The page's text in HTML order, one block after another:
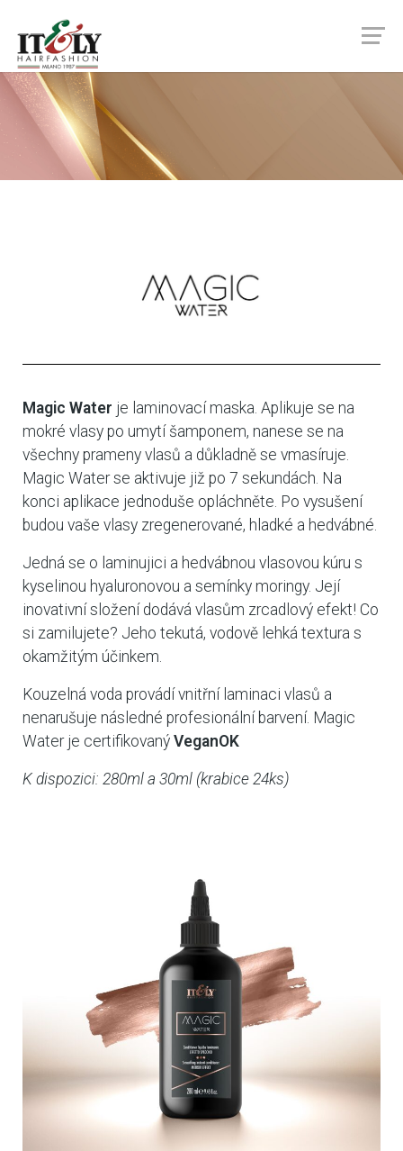
Magic Water je laminovací maska. Aplikuje se na
mokré vlasy po umytí šamponem, nanese se na
všechny prameny vlasů a důkladně se vmasíruje.
Magic Water se aktivuje již po 7 sekundách. Na
konci aplikace jednoduše opláchněte. Po vysušení
budou vaše vlasy zregenerované, hladké a hedvábné.
Jedná se o laminujici a hedvábnou vlasovou kúru s
kyselinou hyaluronovou a semínky moringy. Její
inovativní složení dodává vlasům zrcadlový efekt! Co
si zamilujete? Jeho tekutá, vodově lehká textura s
okamžitým účinkem.
Kouzelná voda provádí vnitřní laminaci vlasů a
nenarušuje následné profesionální barvení. Magic
Water je certifikovaný VeganOK
K dispozici: 280ml a 30ml (krabice 24ks)